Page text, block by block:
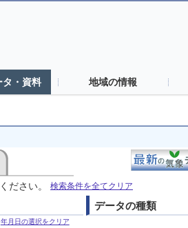
タ・資料 地域の情報
ださい。 検索条件を全てクリア
年月日の選択をクリア
データの種類